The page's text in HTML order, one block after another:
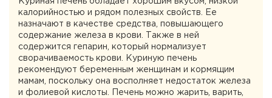
калорийностью и рядом полезных свойств. Ее
назначают в качестве средства, повышающего
содержание железа в крови. Также в ней
содержится гепарин, который нормализует
сворачиваемость крови. Куриную печень
рекомендуют беременным женщинам и кормящим
мамам, поскольку она восполняет недостаток железа
и фолиевой кислоты. Печень можно жарить, варить,